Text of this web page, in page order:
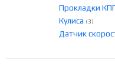
Прокладки
Кулиса (3)
Датчик